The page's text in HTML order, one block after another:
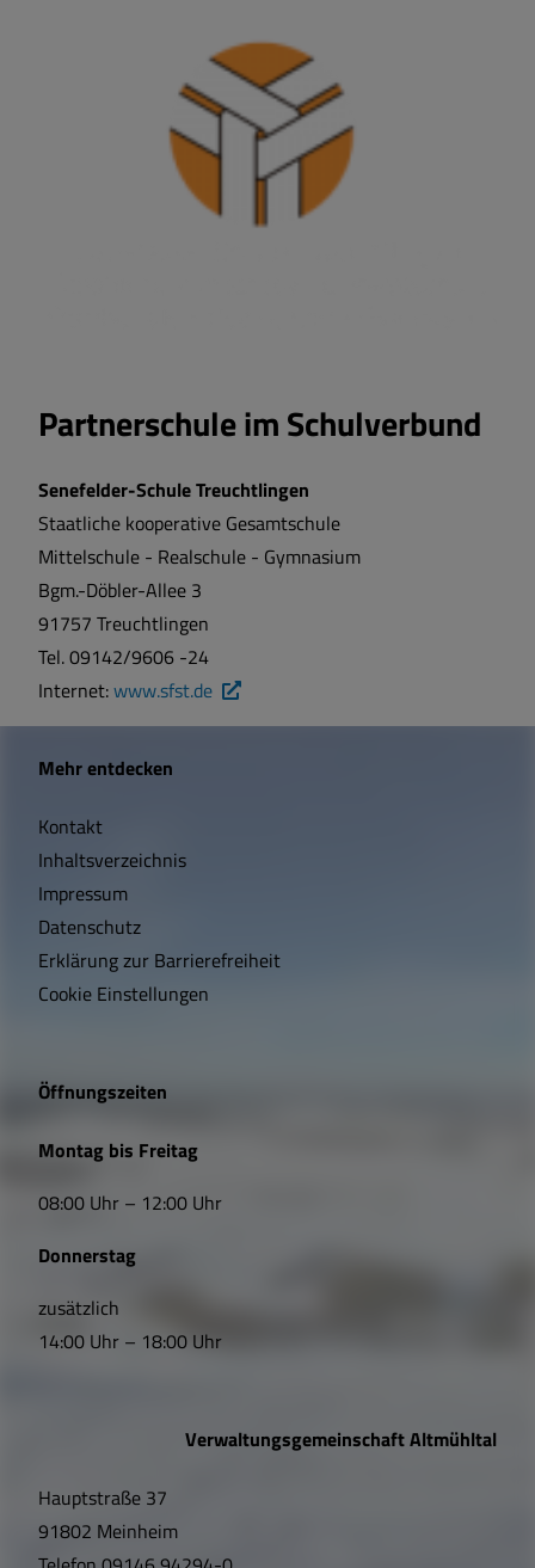
Partnerschule im Schulverbund
Senefelder-Schule Treuchtlingen
Staatliche kooperative Gesamtschule
Mittelschule - Realschule - Gymnasium
Bgm.-Döbler-Allee 3
91757 Treuchtlingen
Tel. 09142/9606 -24
Internet:www.sfst.de
W
c
h
t
i
e
L
n
k
s
f
Mehr entdecken
Kontakt
Inhaltsverzeichnis
Impressum
Datenschutz
Erklärung zur Barrierefreiheit
Cookie Einstellungen
Öffnungszeiten
Montag bis Freitag
08:00 Uhr – 12:00 Uhr
Donnerstag
zusätzlich
14:00 Uhr – 18:00 Uhr
Verwaltungsgemeinschaft Altmühltal
Hauptstraße 37
91802 Meinheim